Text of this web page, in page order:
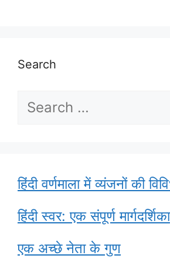
Search
Search
हिंदी वर्णमाला में व्यंजनों की
हिंदी स्वर: एक संपूर्ण मार्गदर्शिका
एक अच्छे नेता के गुण